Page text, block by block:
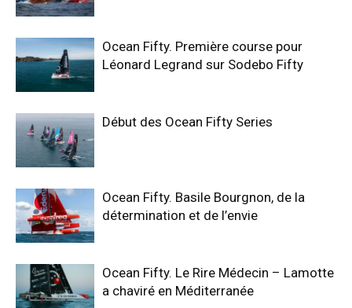
Ocean Fifty. Première course pour
Léonard Legrand sur Sodebo Fifty
Début des Ocean Fifty Series
Ocean Fifty. Basile Bourgnon, de la
détermination et de l’envie
Ocean Fifty. Le Rire Médecin – Lamotte
a chaviré en Méditerranée